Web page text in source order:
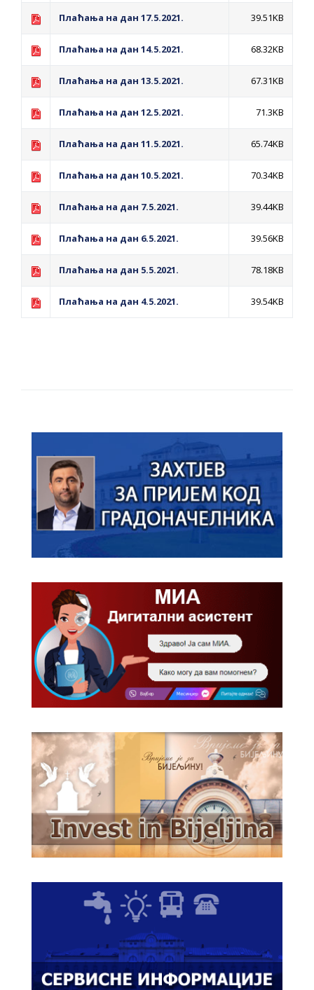
Плаћања на дан 17.5.2021. 39.51KB
Плаћања на дан 14.5.2021. 68.32KB
Плаћања на дан 13.5.2021. 67.31KB
Плаћања на дан 12.5.2021. 71.3KB
Плаћања на дан 11.5.2021. 65.74KB
Плаћања на дан 10.5.2021. 70.34KB
Плаћања на дан 7.5.2021. 39.44KB
Плаћања на дан 6.5.2021. 39.56KB
Плаћања на дан 5.5.2021. 78.18KB
Плаћања на дан 4.5.2021. 39.54KB